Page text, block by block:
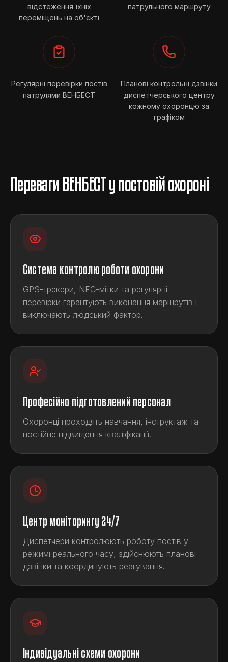
відстеження їхніх
переміщень на об'єкті
патрульного маршруту
Регулярні перевірки постів
патрулями ВЕНБЕСТ
Планові контрольні дзвінки
диспетчерського центру
кожному охоронцю за
графіком
Переваги ВЕНБЕСТ у постовій охороні
Система контролю роботи охорони
GPS-трекери, NFC-мітки та регулярні
перевірки гарантують виконання маршрутів і
виключають людський фактор.
Професійно підготовлений персонал
Охоронці проходять навчання, інструктаж та
постійне підвищення кваліфікації.
Центр моніторингу 24/7
Диспетчери контролюють роботу постів у
режимі реального часу, здійснюють планові
дзвінки та координують реагування.
Індивідуальні схеми охорони